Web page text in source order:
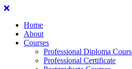
Home
About
Courses
Professional Diploma
Professional Certificate